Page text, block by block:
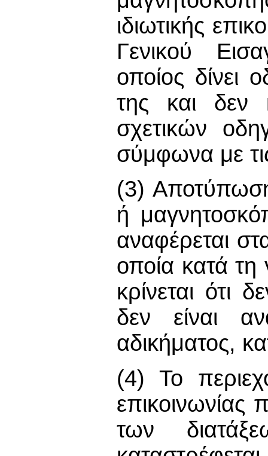
ιδιωτικής
Γενικού
οποίος δίνει
της και δεν
σχετικών
σύμφωνα με
(3)
ή
αναφέρεται
οποία κατά τη
κρίνεται ότι
δεν είναι
αδικήματος,
(4) Το
επικοινωνίας
των